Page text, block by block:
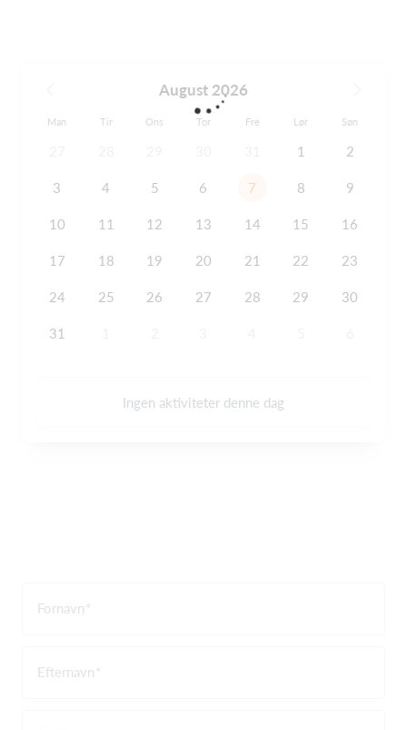
August 2026
Man Tir Ons Tor Fre Lør Søn
1 2
3 4 5 6 7 8 9
10 11 12 13 14 15 16
17 18 19 20 21 22 23
24 25 26 27 28 29 30
31
Ingen aktiviteter denne dag
Fornavn
Efternavn